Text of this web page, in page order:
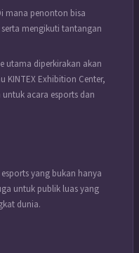
mana penonton bisa
mengikuti tantangan
utama diperkirakan akan
KINTEX Exhibition Center,
acara esports dan
yang bukan hanya
untuk publik luas yang
dunia.